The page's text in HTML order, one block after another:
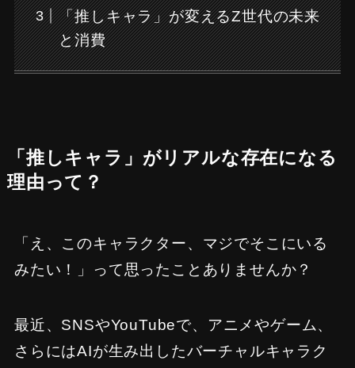
「推しキャラ」が変えるZ世代の未来
と消費
「推しキャラ」がリアルな存在になる
理由って？
「え、このキャラクター、マジでそこにいる
みたい！」って思ったことありませんか？
最近、SNSやYouTubeで、アニメやゲーム、
さらにはAIが生み出したバーチャルキャラク